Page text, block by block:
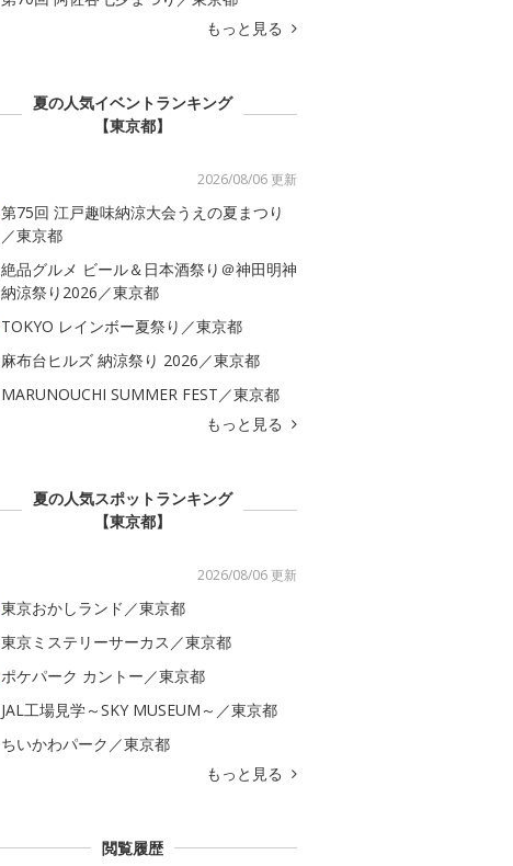
もっと見る
夏の人気イベントランキング
【東京都】
2026/08/06 更新
第75回 江戸趣味納涼大会うえの夏まつり
／東京都
絶品グルメ ビール＆日本酒祭り＠神田明神
納涼祭り2026／東京都
TOKYO レインボー夏祭り／東京都
麻布台ヒルズ 納涼祭り 2026／東京都
MARUNOUCHI SUMMER FEST／東京都
もっと見る
夏の人気スポットランキング
【東京都】
2026/08/06 更新
東京おかしランド／東京都
東京ミステリーサーカス／東京都
ポケパーク カントー／東京都
JAL工場見学～SKY MUSEUM～／東京都
ちいかわパーク／東京都
もっと見る
閲覧履歴